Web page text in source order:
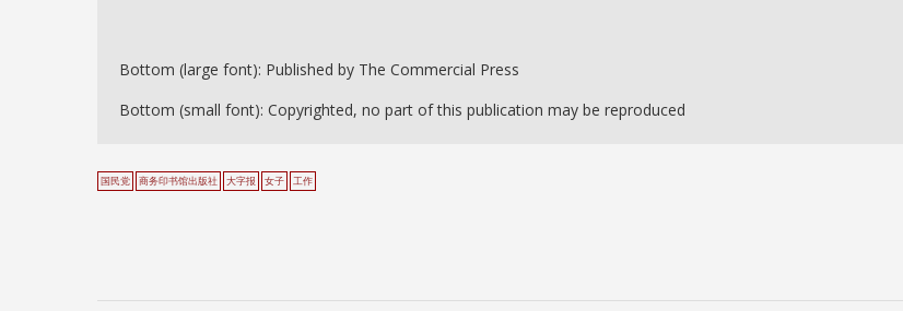
Bottom (large font): Published by The Commercial Press
Bottom (small font): Copyrighted, no part of this publication may be reproduced
国民党 商务印书馆出版社 大字报 女子 工作